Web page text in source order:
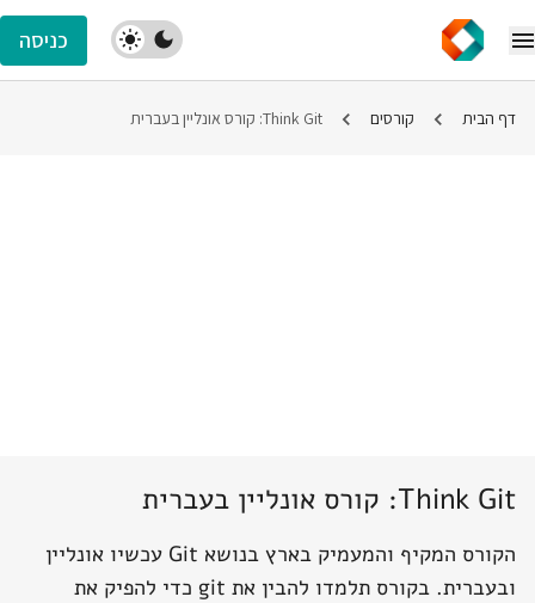
כניסה
דף הבית קורסים Think Git: קורס אונליין בעברית
Think Git: קורס אונליין בעברית
הקורס המקיף והמעמיק בארץ בנושא Git עכשיו אונליין
ובעברית. בקורס תלמדו להבין את git כדי להפיק את